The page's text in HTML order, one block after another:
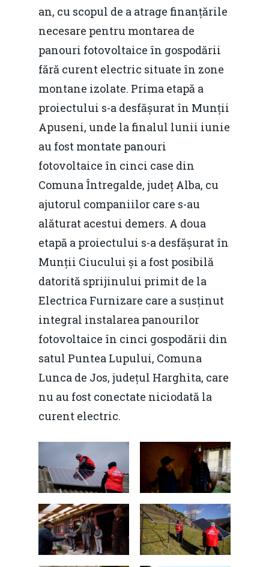
an, cu scopul de a atrage finanțările
necesare pentru montarea de
panouri fotovoltaice în gospodării
fără curent electric situate în zone
montane izolate. Prima etapă a
proiectului s-a desfășurat în Munții
Apuseni, unde la finalul lunii iunie
au fost montate panouri
fotovoltaice în cinci case din
Comuna Întregalde, județ Alba, cu
ajutorul companiilor care s-au
alăturat acestui demers. A doua
etapă a proiectului s-a desfășurat în
Munții Ciucului și a fost posibilă
datorită sprijinului primit de la
Electrica Furnizare care a susținut
integral instalarea panourilor
fotovoltaice în cinci gospodării din
satul Puntea Lupului, Comuna
Lunca de Jos, județul Harghita, care
nu au fost conectate niciodată la
curent electric.